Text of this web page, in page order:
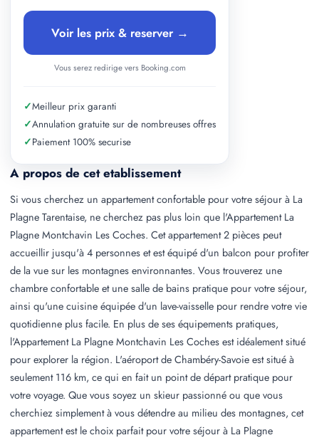
A propos de cet etablissement
Si vous cherchez un appartement confortable pour votre séjour à La
Plagne Tarentaise, ne cherchez pas plus loin que l'Appartement La
Plagne Montchavin Les Coches. Cet appartement 2 pièces peut
accueillir jusqu'à 4 personnes et est équipé d'un balcon pour profiter
de la vue sur les montagnes environnantes. Vous trouverez une
chambre confortable et une salle de bains pratique pour votre séjour,
ainsi qu'une cuisine équipée d'un lave-vaisselle pour rendre votre vie
quotidienne plus facile. En plus de ses équipements pratiques,
l'Appartement La Plagne Montchavin Les Coches est idéalement situé
pour explorer la région. L'aéroport de Chambéry-Savoie est situé à
seulement 116 km, ce qui en fait un point de départ pratique pour
votre voyage. Que vous soyez un skieur passionné ou que vous
cherchiez simplement à vous détendre au milieu des montagnes, cet
appartement est le choix parfait pour votre séjour à La Plagne
Voir les prix & reserver →
Vous serez redirige vers Booking.com
✓Meilleur prix garanti
✓Annulation gratuite sur de nombreuses offres
✓Paiement 100% securise